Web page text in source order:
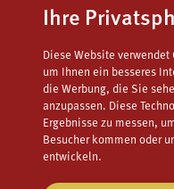
Ihre
Diese Website
um Ihnen ein besseres
die Werbung, die Sie
anzupassen. Diese
Ergebnisse zu messen,
Besucher kommen oder
entwickeln.
Fon. 06132 -
Fax.06132 -
Mail